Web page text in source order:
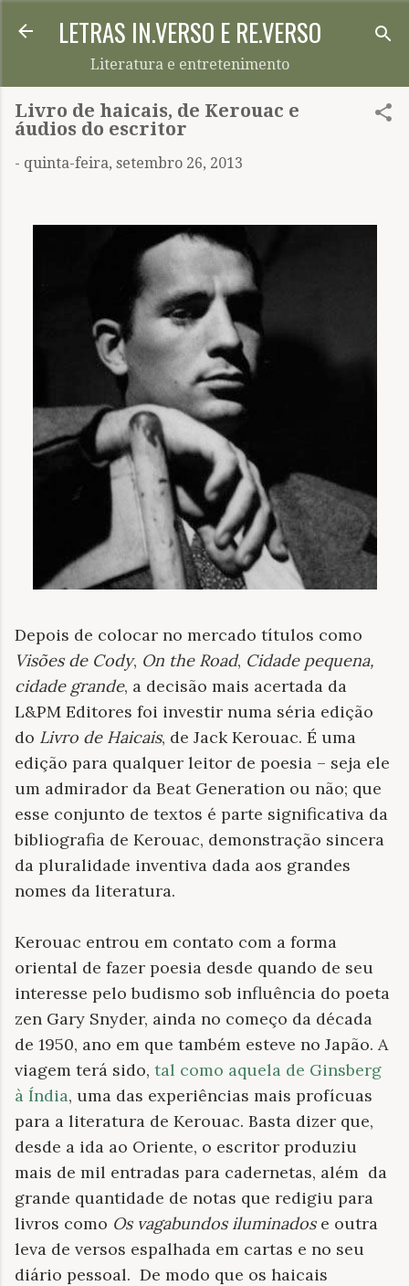
Pular para o conteúdo principal
LETRAS IN.VERSO E RE.VERSO
Literatura e entretenimento
Livro de haicais, de Kerouac e
áudios do escritor
- quinta-feira, setembro 26, 2013
Depois de colocar no mercado títulos como
Visões de Cody, On the Road, Cidade pequena,
cidade grande, a decisão mais acertada da
L&PM Editores foi investir numa séria edição
do Livro de Haicais, de Jack Kerouac. É uma
edição para qualquer leitor de poesia – seja ele
um admirador da Beat Generation ou não; que
esse conjunto de textos é parte significativa da
bibliografia de Kerouac, demonstração sincera
da pluralidade inventiva dada aos grandes
nomes da literatura.
Kerouac entrou em contato com a forma
oriental de fazer poesia desde quando de seu
interesse pelo budismo sob influência do poeta
zen Gary Snyder, ainda no começo da década
de 1950, ano em que também esteve no Japão. A
viagem terá sido, tal como aquela de Ginsberg
à Índia, uma das experiências mais profícuas
para a literatura de Kerouac. Basta dizer que,
desde a ida ao Oriente, o escritor produziu
mais de mil entradas para cadernetas, além da
grande quantidade de notas que redigiu para
livros como Os vagabundos iluminadose outra
leva de versos espalhada em cartas e no seu
diário pessoal. De modo que os haicais